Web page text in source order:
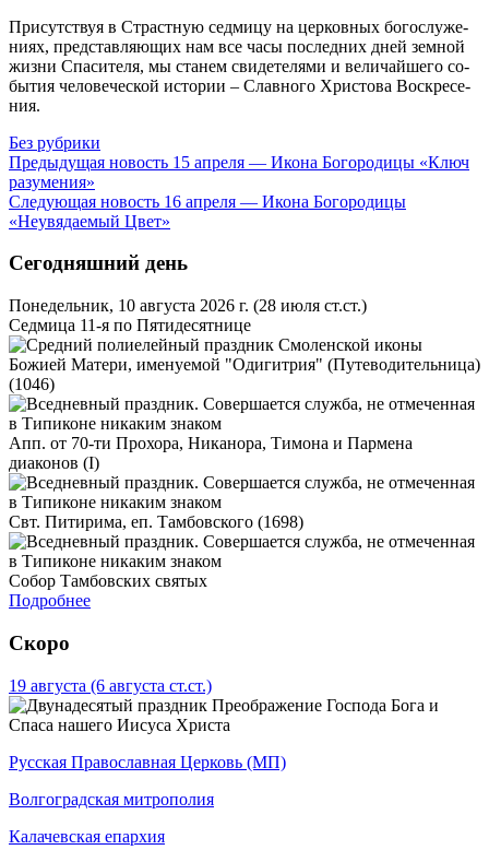
При­сут­ствуя в Страст­ную сед­ми­цу на цер­ков­ных бо­го­слу­же­
ни­ях, пред­став­ля­ю­щих нам все ча­сы по­след­них дней зем­ной
жиз­ни Спа­си­те­ля, мы ста­нем сви­де­те­ля­ми и ве­ли­чай­ше­го со­
бы­тия че­ло­ве­че­ской ис­то­рии – Слав­но­го Хри­сто­ва Вос­кре­се­
ния.
Без рубрики
Предыдущая новость 15 апреля — Икона Богородицы «Ключ
разумения»
Следующая новость 16 апреля — Икона Богородицы
«Неувядаемый Цвет»
Сегодняшний день
Понедельник, 10 августа 2026 г. (28 июля ст.ст.)
Седмица 11-я по Пятидесятнице
Смоленской иконы
Божией Матери, именуемой "Одигитрия" (Путеводительница)
(1046)
Апп. от 70-ти Прохора, Никанора, Тимона и Пармена
диаконов (I)
Свт. Питирима, еп. Тамбовского (1698)
Собор Тамбовских святых
Подробнее
Скоро
19 августа (6 августа ст.ст.)
Преображение Господа Бога и
Спаса нашего Иисуса Христа
Русская Православная Церковь (МП)
Волгоградская митрополия
Калачевская епархия